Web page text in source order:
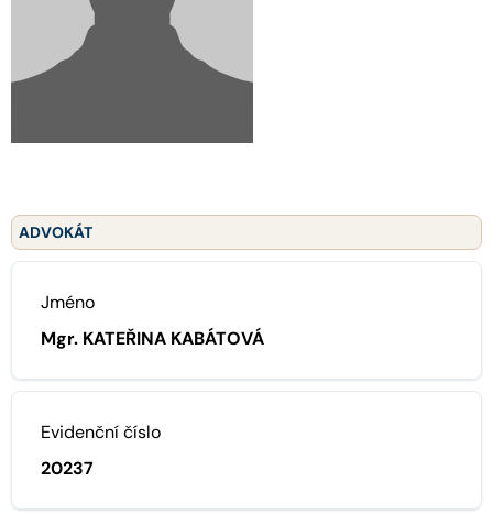
ADVOKÁT
Jméno
Mgr. KATEŘINA KABÁTOVÁ
Evidenční číslo
20237